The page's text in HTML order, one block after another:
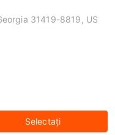
31419-8819, US
Selectaţi